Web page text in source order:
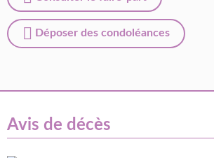
Déposer des condoléances
Avis de décès